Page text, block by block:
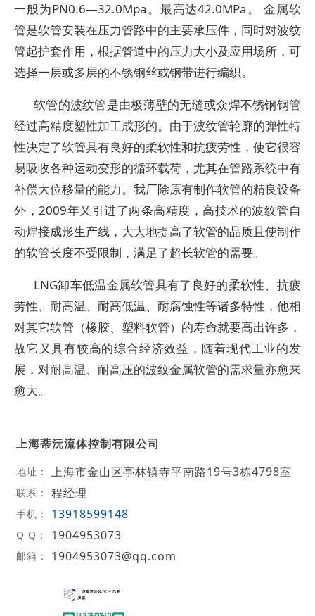
一般为PN0.6―32.0Mpa。最高达42.0MPa。 金属软
管是软管安装在压力管路中的主要承压件，同时对波纹
管起护套作用，根据管道中的压力大小及应用场所，可
选择一层或多层的不锈钢丝或钢带进行编织。
软管的波纹管是由极薄壁的无缝或众焊不锈钢钢管
经过高精度塑性加工成形的。由于波纹管轮廓的弹性特
性决定了软管具有良好的柔软性和抗疲劳性，使它很容
易吸收各种运动变形的循环载荷，尤其在管路系统中有
补偿大位移量的能力。我厂除原有制作软管的精良设备
外，2009年又引进了两条高精度，高技术的波纹管自
动焊接成形生产线，大大地提高了软管的品质且使制作
的软管长度不受限制，满足了超长软管的需要。
LNG卸车低温金属软管具有了良好的柔软性、抗疲
劳性、耐高温、耐高低温、耐腐蚀性等诸多特性，他相
对其它软管（橡胶、塑料软管）的寿命就要高出许多，
故它又具有较高的综合经济效益，随着现代工业的发
展，对耐高温、耐高压的波纹金属软管的需求量亦愈来
愈大。
上海蒂沅流体控制有限公司
地址： 上海市金山区亭林镇寺平南路19号3栋4798室
联系： 程经理
手机： 13918599148
Q Q： 1904953073
邮箱： 1904953073@qq.com